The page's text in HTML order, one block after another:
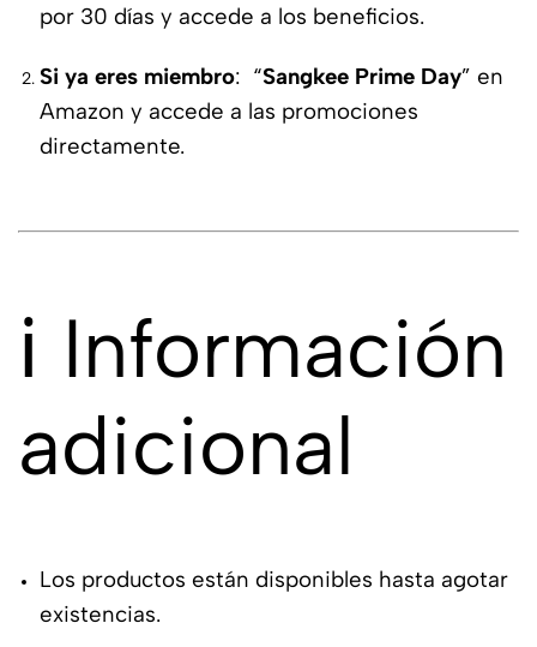
por 30 días y accede a los beneficios.
Si ya eres miembro: “Sangkee Prime Day” en
Amazon y accede a las promociones
directamente.
ℹ️ Información
adicional
Los productos están disponibles hasta agotar
existencias.